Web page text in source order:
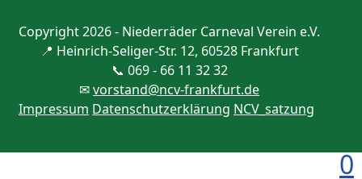
0
Copyright 2026 - Niederräder Carneval Verein e.V.
📍 Heinrich-Seliger-Str. 12, 60528 Frankfurt
📞 069 - 66 11 32 32
✉vorstand@ncv-frankfurt.de
Impressum Datenschutzerklärung NCV_satzung